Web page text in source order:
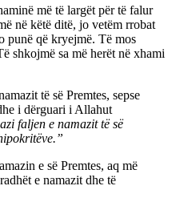
më të largët për të falur
në këtë ditë, jo vetëm rrobat
punë që kryejmë. Të mos
shkojmë sa më herët në xhami
të së Premtes, sepse
i dërguari i Allahut
faljen e namazit të së
e së Premtes, aq më
e namazit dhe të